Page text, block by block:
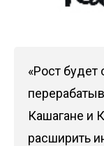
«Рост будет
Кашагане и
расширить